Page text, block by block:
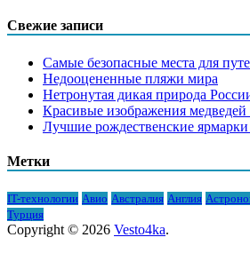
Свежие записи
Самые безопасные места для
Недооцененные пляжи мира
Нетронутая дикая природа
Красивые изображения медведей
Лучшие рождественские
Метки
IT-технологии Авио Австралия Англия
Турция
Copyright © 2026 Vesto4ka.